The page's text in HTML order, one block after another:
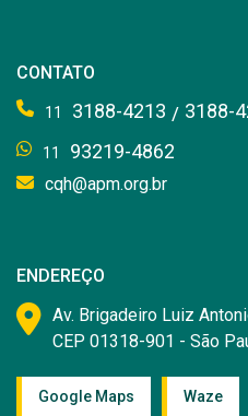
CONTATO
11 3188-4213 / 3188-
11 93219-4862
cqh@apm.org.br
ENDEREÇO
Av. Brigadeiro Luiz
CEP 01318-901 - São
Google Maps Waze